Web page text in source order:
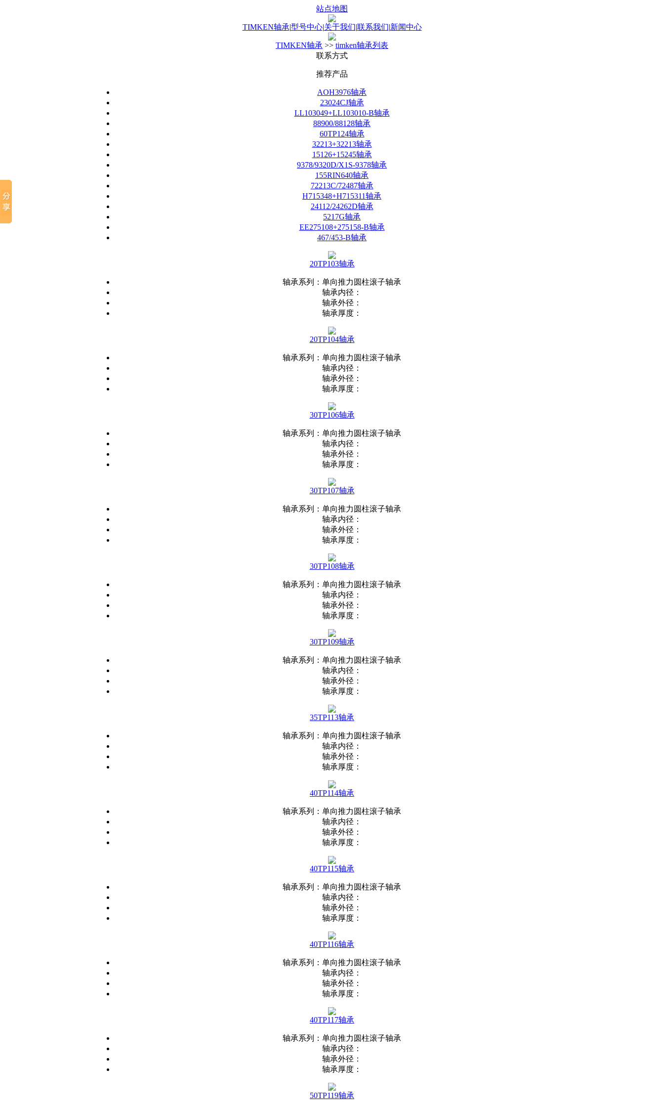
站点地图
TIMKEN轴承|型号中心|关于我们|联系我们|新闻中心
TIMKEN轴承 >> timken轴承列表
联系方式
推荐产品
AOH3976轴承
23024CJ轴承
LL103049+LL103010-B轴承
88900/88128轴承
60TP124轴承
32213+32213轴承
15126+15245轴承
9378/9320D/X1S-9378轴承
155RIN640轴承
72213C/72487轴承
H715348+H715311轴承
24112/24262D轴承
5217G轴承
EE275108+275158-B轴承
467/453-B轴承
20TP103轴承
轴承系列：单向推力圆柱滚子轴承
轴承内径：
轴承外径：
轴承厚度：
20TP104轴承
轴承系列：单向推力圆柱滚子轴承
轴承内径：
轴承外径：
轴承厚度：
30TP106轴承
轴承系列：单向推力圆柱滚子轴承
轴承内径：
轴承外径：
轴承厚度：
30TP107轴承
轴承系列：单向推力圆柱滚子轴承
轴承内径：
轴承外径：
轴承厚度：
30TP108轴承
轴承系列：单向推力圆柱滚子轴承
轴承内径：
轴承外径：
轴承厚度：
30TP109轴承
轴承系列：单向推力圆柱滚子轴承
轴承内径：
轴承外径：
轴承厚度：
35TP113轴承
轴承系列：单向推力圆柱滚子轴承
轴承内径：
轴承外径：
轴承厚度：
40TP114轴承
轴承系列：单向推力圆柱滚子轴承
轴承内径：
轴承外径：
轴承厚度：
40TP115轴承
轴承系列：单向推力圆柱滚子轴承
轴承内径：
轴承外径：
轴承厚度：
40TP116轴承
轴承系列：单向推力圆柱滚子轴承
轴承内径：
轴承外径：
轴承厚度：
40TP117轴承
轴承系列：单向推力圆柱滚子轴承
轴承内径：
轴承外径：
轴承厚度：
50TP119轴承